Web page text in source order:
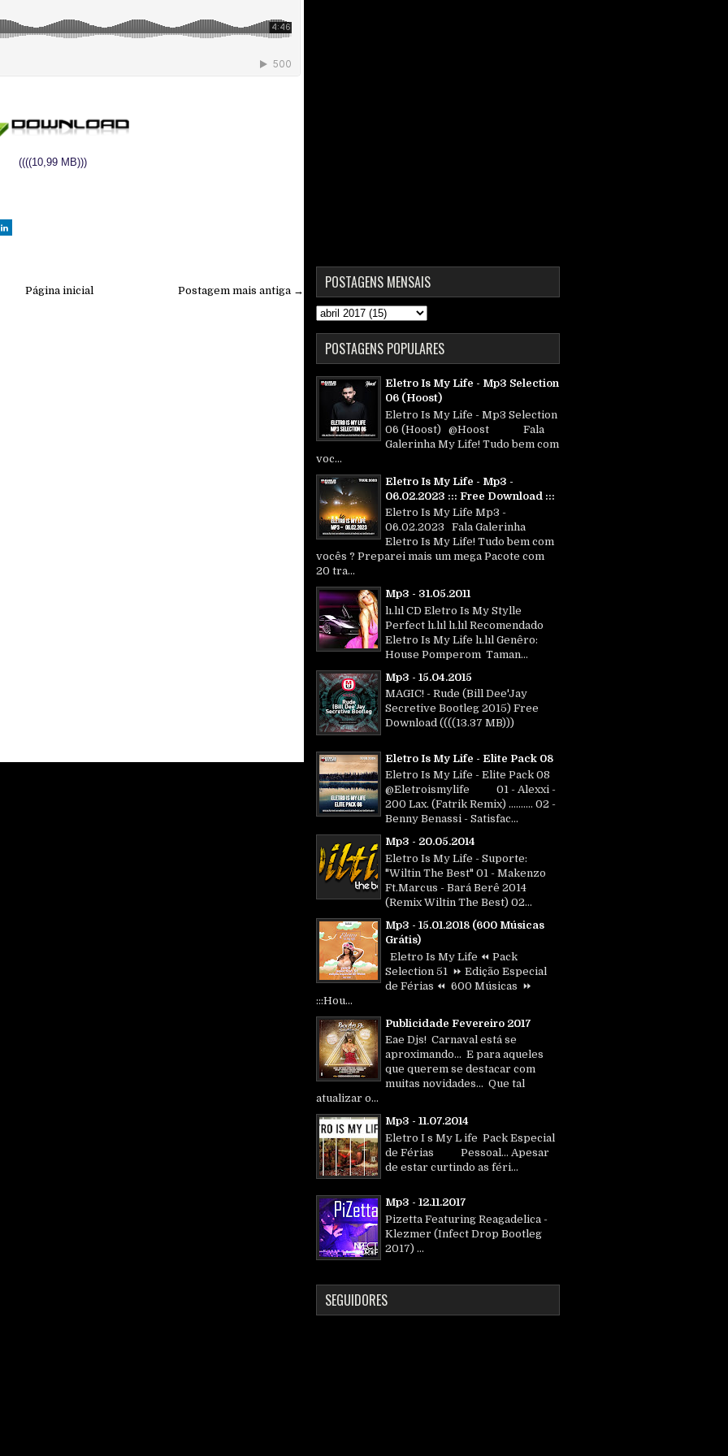
((((10,99 MB)))
Postagem mais antiga →
Página inicial POSTAGENS MENSAIS
POSTAGENS POPULARES
Eletro Is My Life - Mp3 Selection
06 (Hoost)
Eletro Is My Life - Mp3 Selection
06 (Hoost) @Hoost Fala
Galerinha My Life! Tudo bem com
voc...
Eletro Is My Life - Mp3 -
06.02.2023 ::: Free Download :::
Eletro Is My Life Mp3 -
06.02.2023 Fala Galerinha
Eletro Is My Life! Tudo bem com
vocês ? Preparei mais um mega Pacote com
20 tra...
Mp3 - 31.05.2011
lı.lıl CD Eletro Is My Stylle
Perfect lı.lıl lı.lıl Recomendado
Eletro Is My Life lı.lıl Genêro:
House Pomperom Taman...
Mp3 - 15.04.2015
MAGIC! - Rude (Bill Dee'Jay
Secretive Bootleg 2015) Free
Download ((((13.37 MB)))
Eletro Is My Life - Elite Pack 08
Eletro Is My Life - Elite Pack 08
@Eletroismylife 01 - Alexxi -
200 Lax. (Fatrik Remix) .......... 02 -
Benny Benassi - Satisfac...
Mp3 - 20.05.2014
Eletro Is My Life - Suporte:
"Wiltin The Best" 01 - Makenzo
Ft.Marcus - Bará Berê 2014
(Remix Wiltin The Best) 02...
Mp3 - 15.01.2018 (600 Músicas
Grátis)
Eletro Is My Life ⏪ Pack
Selection 51 ⏩ Edição Especial
de Férias ⏪ 600 Músicas ⏩
:::Hou...
Publicidade Fevereiro 2017
Eae Djs! Carnaval está se
aproximando... E para aqueles
que querem se destacar com
muitas novidades... Que tal
atualizar o...
Mp3 - 11.07.2014
Eletro I s My L ife Pack Especial
de Férias Pessoal... Apesar
de estar curtindo as féri...
Mp3 - 12.11.2017
Pizetta Featuring Reagadelica -
Klezmer (Infect Drop Bootleg
2017) ...
SEGUIDORES